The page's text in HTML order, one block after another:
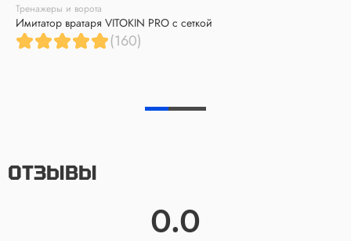
Тренажеры и ворота
Имитатор вратаря VITOKIN PRO с сеткой
(160)
ОТЗЫВЫ
0.0